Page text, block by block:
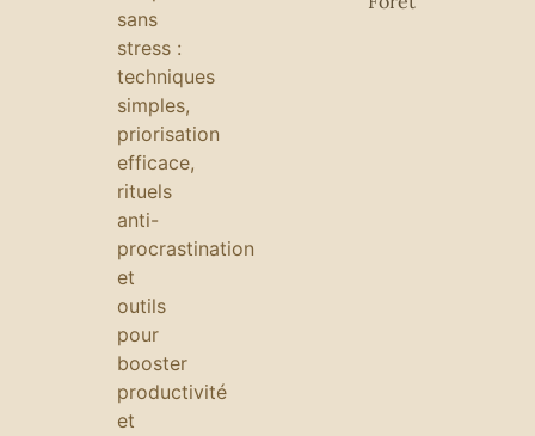
sans
stress :
techniques
simples,
priorisation
efficace,
rituels
anti-
procrastination
et
outils
pour
booster
productivité
et